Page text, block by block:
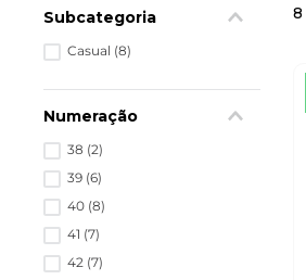
Subcategoria
Casual (8)
Numeração
38 (2)
39 (6)
40 (8)
41 (7)
42 (7)
8